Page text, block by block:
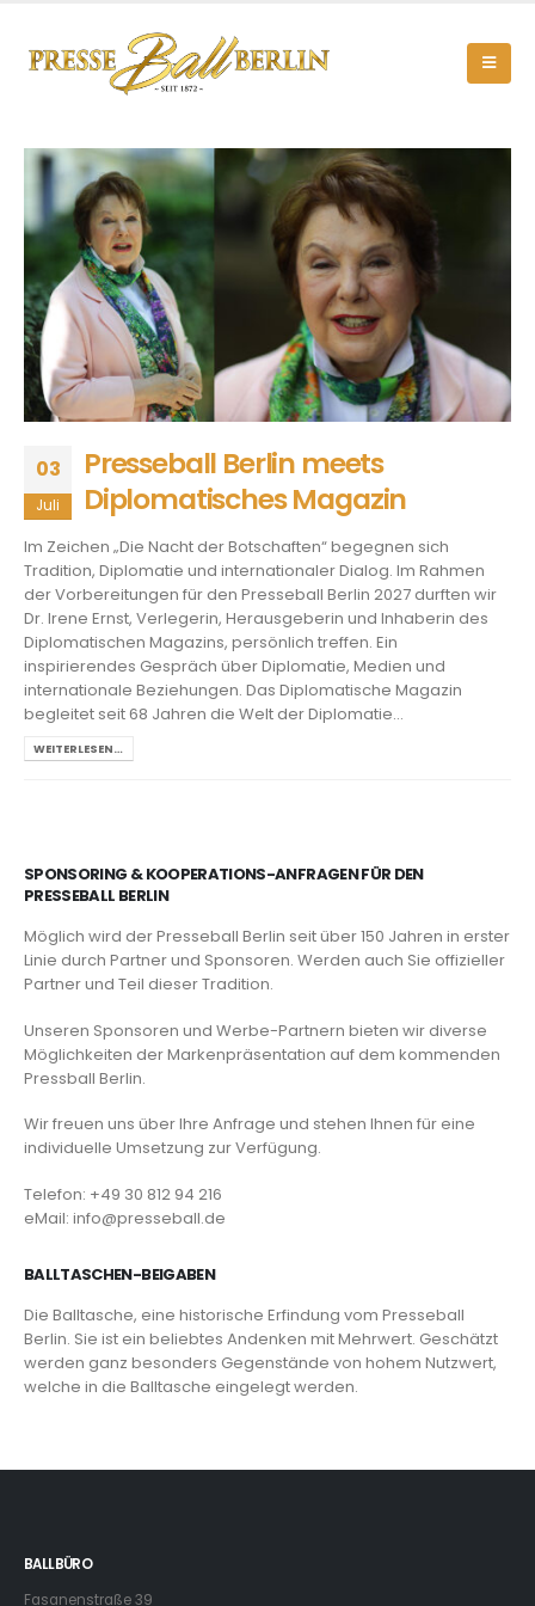
03
Juli
Presseball Berlin meets
Diplomatisches Magazin
Im Zeichen „Die Nacht der Botschaften“ begegnen sich
Tradition, Diplomatie und internationaler Dialog. Im Rahmen
der Vorbereitungen für den Presseball Berlin 2027 durften wir
Dr. Irene Ernst, Verlegerin, Herausgeberin und Inhaberin des
Diplomatischen Magazins, persönlich treffen. Ein
inspirierendes Gespräch über Diplomatie, Medien und
internationale Beziehungen. Das Diplomatische Magazin
begleitet seit 68 Jahren die Welt der Diplomatie...
WEITERLESEN…
SPONSORING & KOOPERATIONS-ANFRAGEN FÜR DEN
PRESSEBALL BERLIN
Möglich wird der Presseball Berlin seit über 150 Jahren in erster
Linie durch Partner und Sponsoren. Werden auch Sie offizieller
Partner und Teil dieser Tradition.
Unseren Sponsoren und Werbe-Partnern bieten wir diverse
Möglichkeiten der Markenpräsentation auf dem kommenden
Pressball Berlin.
Wir freuen uns über Ihre Anfrage und stehen Ihnen für eine
individuelle Umsetzung zur Verfügung.
Telefon: +49 30 812 94 216
eMail: info@presseball.de
BALLTASCHEN-BEIGABEN
Die Balltasche, eine historische Erfindung vom Presseball
Berlin. Sie ist ein beliebtes Andenken mit Mehrwert. Geschätzt
werden ganz besonders Gegenstände von hohem Nutzwert,
welche in die Balltasche eingelegt werden.
BALLBÜRO
Fasanenstraße 39